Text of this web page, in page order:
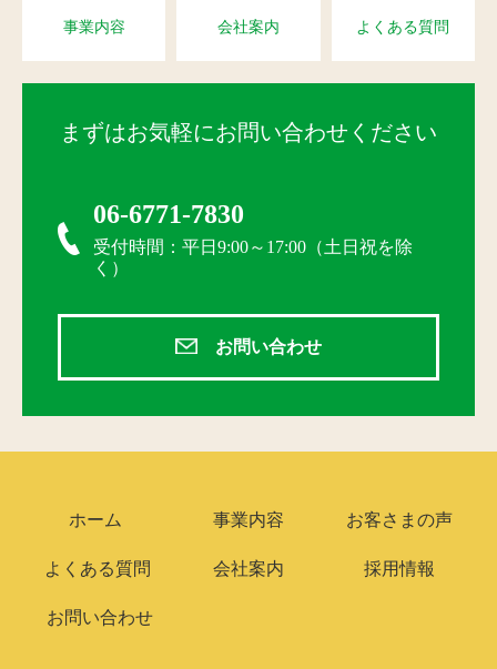
事業内容 会社案内 よくある質問
まずはお気軽にお問い合わせください
06-6771-7830
受付時間：平日9:00～17:00（土日祝を除
く）
お問い合わせ
ホーム 事業内容 お客さまの声
よくある質問 会社案内 採用情報
お問い合わせ